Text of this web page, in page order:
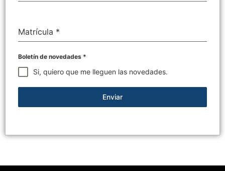
Matrícula *
Boletín de novedades *
Si, quiero que me lleguen las novedades.
Enviar